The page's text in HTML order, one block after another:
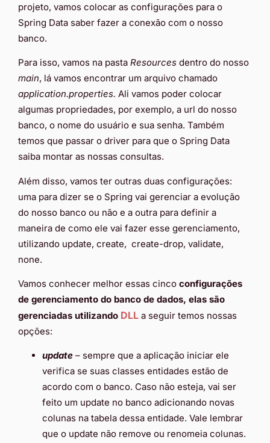
projeto, vamos colocar as configurações para o
Spring Data saber fazer a conexão com o nosso
banco.
Para isso, vamos na pasta Resources dentro do nosso
main, lá vamos encontrar um arquivo chamado
application.properties. Ali vamos poder colocar
algumas propriedades, por exemplo, a url do nosso
banco, o nome do usuário e sua senha. Também
temos que passar o driver para que o Spring Data
saiba montar as nossas consultas.
Além disso, vamos ter outras duas configurações:
uma para dizer se o Spring vai gerenciar a evolução
do nosso banco ou não e a outra para definir a
maneira de como ele vai fazer esse gerenciamento,
utilizando update, create, create-drop, validate,
none.
Vamos conhecer melhor essas cinco configurações
de gerenciamento do banco de dados, elas são
gerenciadas utilizando DLL a seguir temos nossas
opções:
update – sempre que a aplicação iniciar ele
verifica se suas classes entidades estão de
acordo com o banco. Caso não esteja, vai ser
feito um update no banco adicionando novas
colunas na tabela dessa entidade. Vale lembrar
que o update não remove ou renomeia colunas.